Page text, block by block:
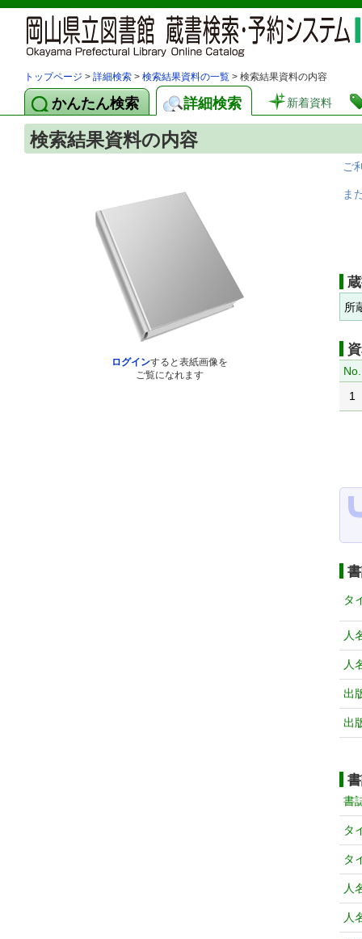
トップページ > 詳細検索 > 検索結果資料の一覧 > 検索結果資料の内容
かんたん検索 詳細検索 新着資料
検索結果資料の内容
ログインすると表紙画像を
ご覧になれます
ご
ま
所
No.
1
タ
人
人
出
出
書
タ
タ
人
人